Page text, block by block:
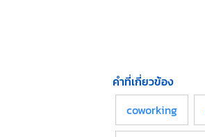
คำที่เกี่ยวข้อง
coworking